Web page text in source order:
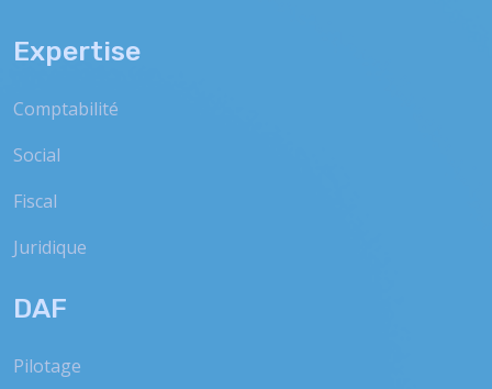
Expertise
Comptabilité
Social
Fiscal
Juridique
DAF
Pilotage